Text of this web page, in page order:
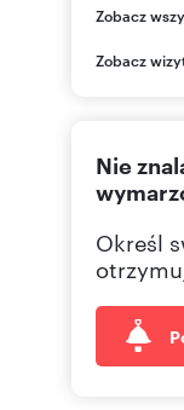
Wadowice
PL
Zobacz
Zobacz
Nie
Określ